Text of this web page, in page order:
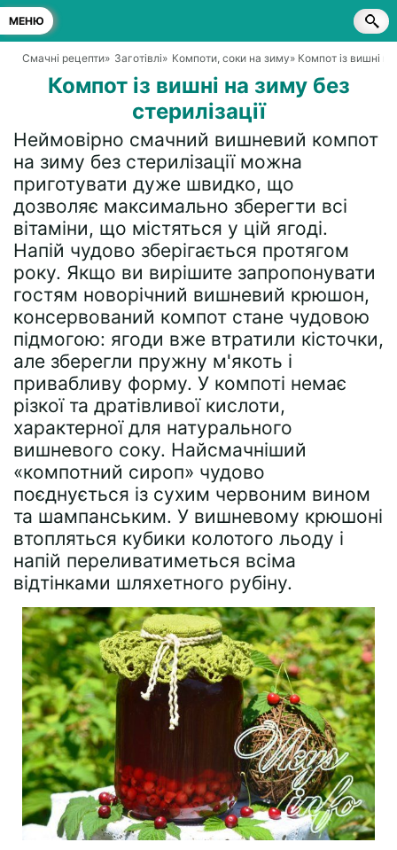
МЕНЮ
Смачні рецепти» Заготівлі» Компоти, соки на зиму» Компот із вишні
Компот із вишні на зиму без
стерилізації
Неймовірно смачний вишневий компот
на зиму без стерилізації можна
приготувати дуже швидко, що
дозволяє максимально зберегти всі
вітаміни, що містяться у цій ягоді.
Напій чудово зберігається протягом
року. Якщо ви вирішите запропонувати
гостям новорічний вишневий крюшон,
консервований компот стане чудовою
підмогою: ягоди вже втратили кісточки,
але зберегли пружну м'якоть і
привабливу форму. У компоті немає
різкої та дратівливої ​​кислоти,
характерної для натурального
вишневого соку. Найсмачніший
«компотний сироп» чудово
поєднується із сухим червоним вином
та шампанським. У вишневому крюшоні
втопляться кубики колотого льоду і
напій переливатиметься всіма
відтінками шляхетного рубіну.